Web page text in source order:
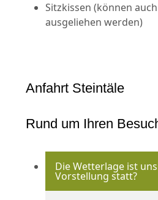
Sitzkissen (können
ausgeliehen werden)
Anfahrt Steintäle
Rund um Ihren
Die Wetterlage ist
Vorstellung statt?